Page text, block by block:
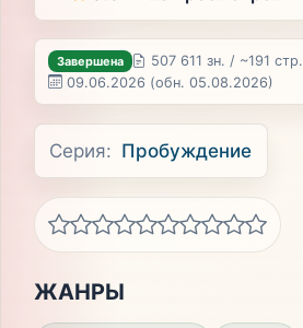
Завершена
507 611 зн. / ~191 стр.
09.06.2026 (обн. 05.08.2026)
Серия: Пробуждение
ЖАНРЫ